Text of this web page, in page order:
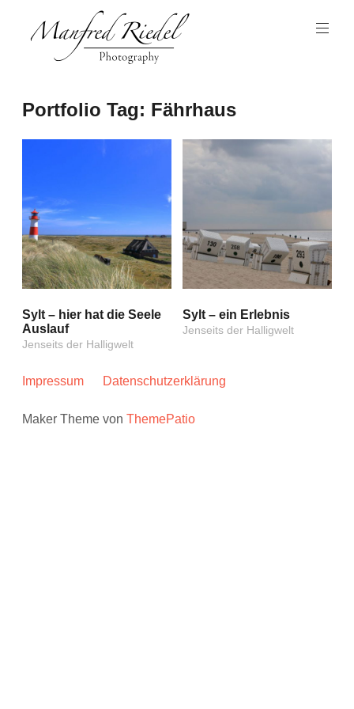
Inhalt
Manfred
Riedel
Portfolio Tag: Fährhaus
Sylt – hier hat die Seele
Auslauf
Jenseits der Halligwelt
Sylt – ein Erlebnis
Jenseits der Halligwelt
Impressum Datenschutzerklärung
Maker Theme vonThemePatio